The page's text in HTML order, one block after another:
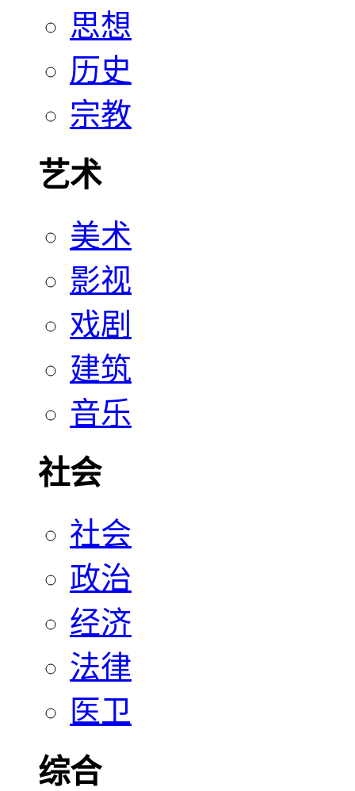
思想
历史
宗教
艺术
美术
影视
戏剧
建筑
音乐
社会
社会
政治
经济
法律
医卫
综合